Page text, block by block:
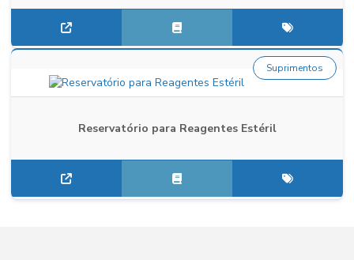
Reservatório para Reagentes Estéril
Suprimentos